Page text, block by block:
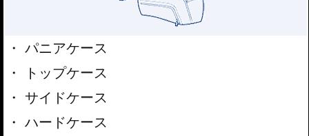
パニアケース
トップケース
サイドケース
ハードケース